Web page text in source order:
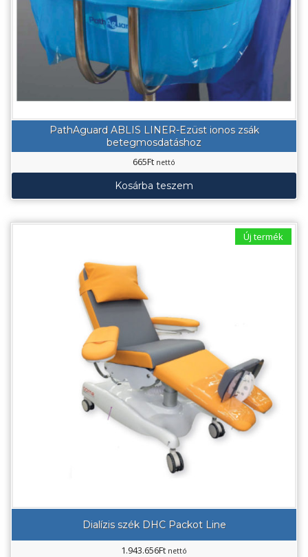
PathAguard ABLIS LINER-Ezüst ionos zsák
betegmosdatáshoz
665Ft nettó
Kosárba teszem
Új termék
Dialízis szék DHC Packot Line
1.943.656Ft nettó